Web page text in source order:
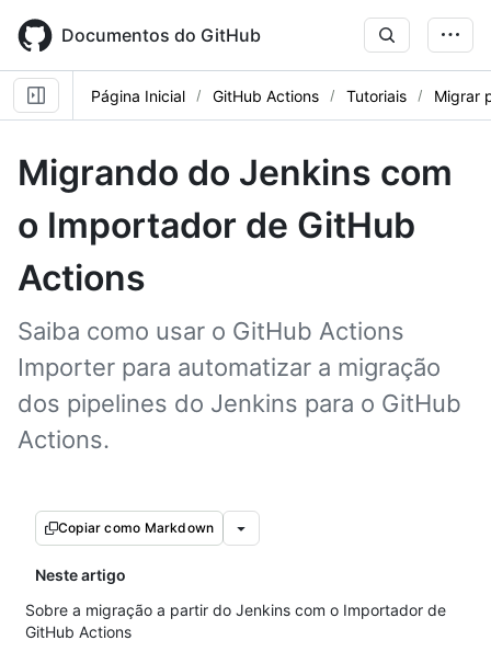
main
content
Documentos do GitHub
Página Inicial GitHub Actions Tutoriais Migrar
Migrando do Jenkins com
o Importador de GitHub
Actions
Saiba como usar o GitHub Actions
Importer para automatizar a migração
dos pipelines do Jenkins para o GitHub
Actions.
Copiar como Markdown
Neste artigo
Sobre a migração a partir do Jenkins com o Importador de
GitHub Actions